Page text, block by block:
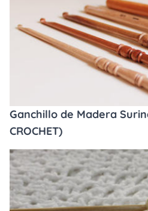
Ganchillo de Madera
CROCHET)